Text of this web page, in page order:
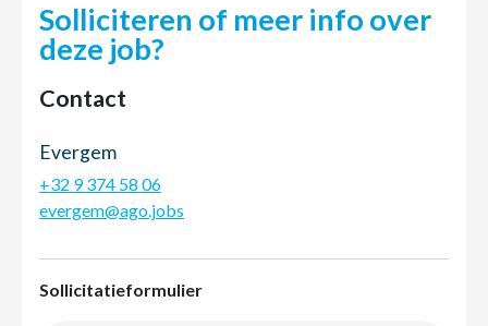
Solliciteren of meer info over
deze job?
Contact
Evergem
+32 9 374 58 06
evergem@ago.jobs
Sollicitatieformulier